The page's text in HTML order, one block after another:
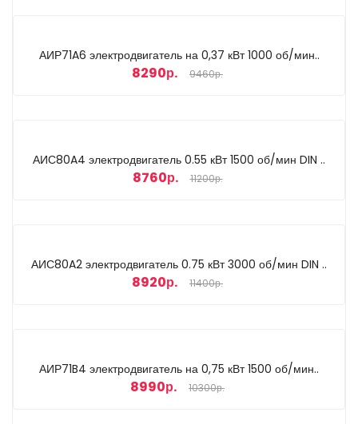
АИР71A6 электродвигатель на 0,37 кВт 1000 об/мин..
8290р. 9460р.
АИС80A4 электродвигатель 0.55 кВт 1500 об/мин DIN ..
8760р. 11200р.
АИС80A2 электродвигатель 0.75 кВт 3000 об/мин DIN ..
8920р. 11400р.
АИР71B4 электродвигатель на 0,75 кВт 1500 об/мин..
8990р. 10300р.